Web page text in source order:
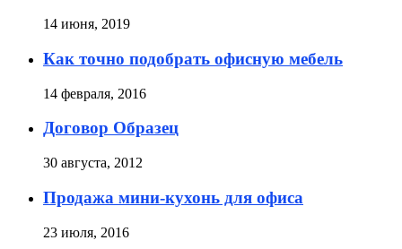
14 июня, 2019
Как точно подобрать офисную мебель
14 февраля, 2016
Договор Образец
30 августа, 2012
Продажа мини-кухонь для офиса
23 июля, 2016